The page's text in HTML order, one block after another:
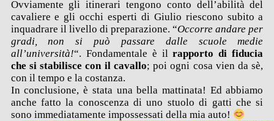
Ovviamente gli itinerari tengono conto dell’abilità del
cavaliere e gli occhi esperti di Giulio riescono subito a
inquadrare il livello di preparazione. “Occorre andare per
gradi, non si può passare dalle scuole medie
all’università!“. Fondamentale è il rapporto di fiducia
che si stabilisce con il cavallo; poi ogni cosa vien da sè,
con il tempo e la costanza.
In conclusione, è stata una bella mattinata! Ed abbiamo
anche fatto la conoscenza di uno stuolo di gatti che si
sono immediatamente impossessati della mia auto!